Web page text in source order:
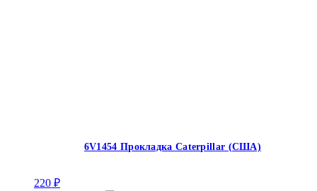
6V1454 Прокладка Caterpillar (США)
220 ₽